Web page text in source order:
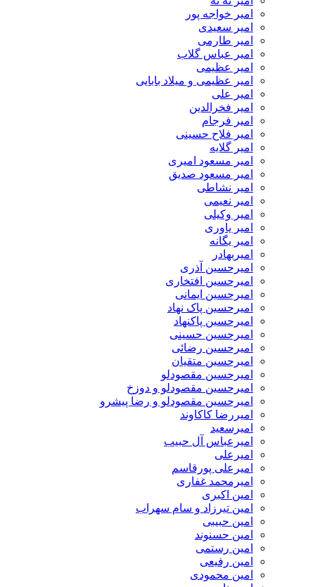
امیر خواجه پور
امیر سعیدی
امیر طارمی
امیر عباس گلاب
امیر عظیمی
امیر عظیمی و میلاد بابایی
امیر علی
امیر فخرالدین
امیر فرجام
امیر فلاح حسینی
امیر گلایه
امیر مسعود امیری
امیر مسعود صدیق
امیر نشاطی
امیر نعیمی
امیر وکیلی
امیر یاوری
امیر یگانه
امیربهادر
امیرحسین آذری
امیرحسین افتخاری
امیرحسین ایمانی
امیرحسین پاک نهاد
امیرحسین پاکنهاد
امیرحسین حسینی
امیرحسین رضائی
امیرحسین متقیان
امیرحسین مقصودلو
امیرحسین مقصودلو و دوزخ
امیرحسین مقصودلو و رضا پیشرو
امیررضا کاکاوند
امیرسعید
امیرعباس آل حبیب
امیرعلی
امیرعلی پورقاسم
امیرمحمد غفاری
امین اکبری
امین تیرزاد و سام سهراب
امین حبیبی
امین حسنوند
امین رستمی
امین رفیعی
امین محمودی